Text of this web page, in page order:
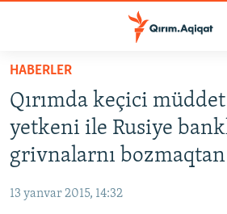
Esas
qaytmaq
Baş
navigatsiyağa
qaytmaq
Qıdıruvğa
qaytmaq
HABERLER
SİYASET
İQTİSADİYAT
MEDENİYET
HABERLER
Qırımda keçici
yetkeni ile Rusiye
grivnalarnı
13 yanvar 2015, 14:32